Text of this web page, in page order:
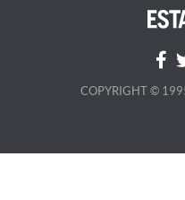
COPYRIGHT ©